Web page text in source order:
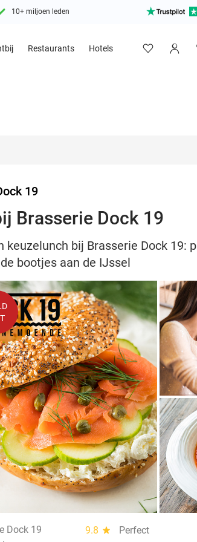
10+ miljoen leden
Restaurants Hotels
19
Brasserie Dock 19
keuzelunch bij Brasserie Dock 19:
bootjes aan de IJssel
Dock 19 9.8 star
Perfect